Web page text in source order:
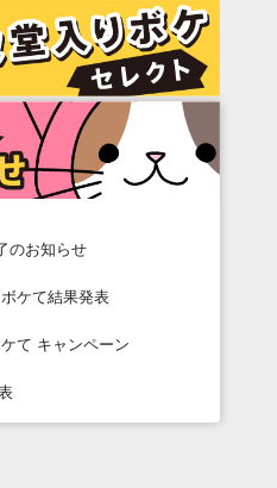
のお知らせ
ケて結果発表
て キャンペーン